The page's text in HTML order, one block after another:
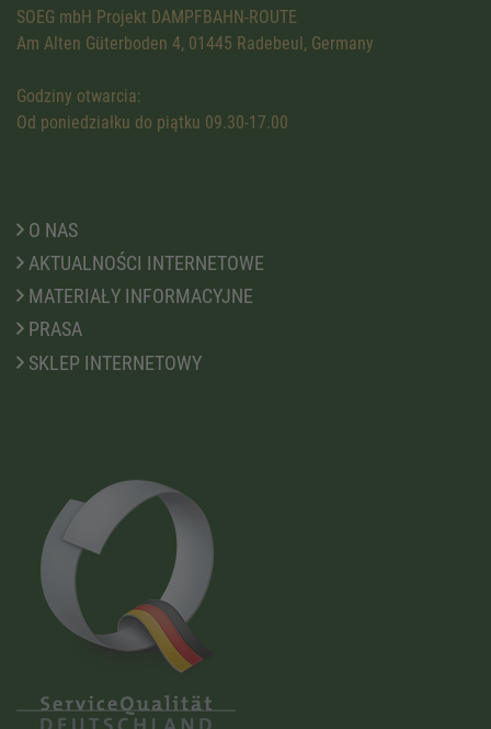
SOEG mbH Projekt DAMPFBAHN-ROUTE
Am Alten Güterboden 4, 01445 Radebeul, Germany
Godziny otwarcia:
Od poniedziałku do piątku 09.30-17.00
O NAS
AKTUALNOŚCI INTERNETOWE
MATERIAŁY INFORMACYJNE
PRASA
SKLEP INTERNETOWY